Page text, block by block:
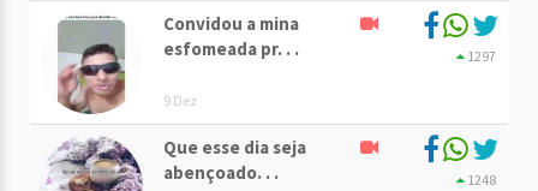
Convidou a mina
esfomeada pr. . .
9 Dez
1297
Que esse dia seja
abençoado. . .
1248